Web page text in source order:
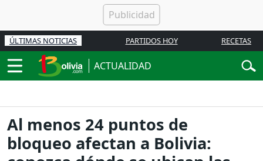
ÚLTIMAS NOTICIAS PARTIDOS HOY RECETAS
ACTUALIDAD
Al menos 24 puntos de
bloqueo afectan a Bolivia: